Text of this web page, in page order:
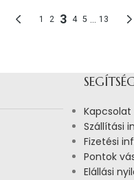
Kapcsolat
Szállítási
Fizetési
Pontok
Elállási